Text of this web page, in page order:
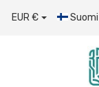
EUR € Suomi